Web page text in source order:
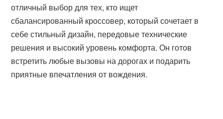
отличный выбор для тех, кто ищет
сбалансированный кроссовер, который сочетает в
себе стильный дизайн, передовые технические
решения и высокий уровень комфорта. Он готов
встретить любые вызовы на дорогах и подарить
приятные впечатления от вождения.